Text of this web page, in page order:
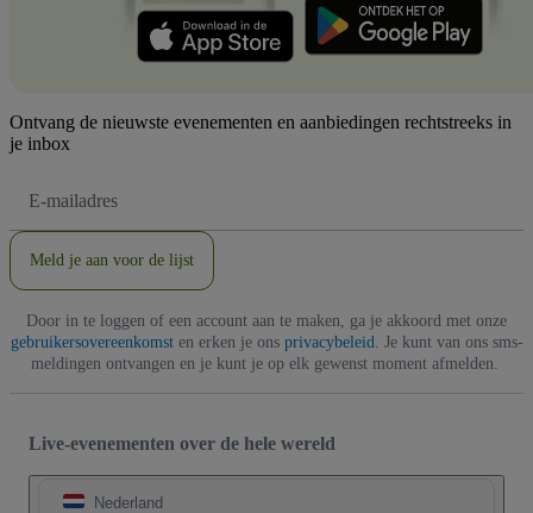
Ontvang de nieuwste evenementen en aanbiedingen rechtstreeks in
je inbox
mailadres
Meld je aan voor de lijst
Door in te loggen of een account aan te maken, ga je akkoord met onze
gebruikersovereenkomsten erken je ons privacybeleid . Je kunt van ons sms-
meldingen ontvangen en je kunt je op elk gewenst moment afmelden.
Live-evenementen over de hele wereld
Nederland